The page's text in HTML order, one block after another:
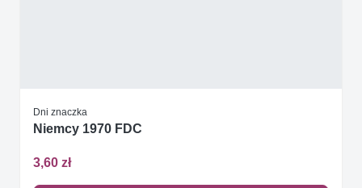
Dni znaczka
Niemcy 1970 FDC
3,60 zł